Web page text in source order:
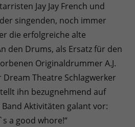
Jay Jay French und
singenden, noch immer
die erfolgreiche alte
den Drums, als Ersatz für den
Originaldrummer A.J.
Theatre Schlagwerker
ihn bezugnehmend auf
Aktivitäten galant vor:
a good whore!“